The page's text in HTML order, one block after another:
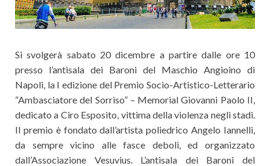
Si svolgerà sabato 20 dicembre a partire dalle ore 10
presso l’antisala dei Baroni del Maschio Angioino di
Napoli, la I edizione del Premio Socio-Artistico-Letterario
“Ambasciatore del Sorriso” – Memorial Giovanni Paolo II,
dedicato a Ciro Esposito, vittima della violenza negli stadi.
Il premio è fondato dall’artista poliedrico Angelo Iannelli,
da sempre vicino alle fasce deboli, ed organizzato
dall’Associazione Vesuvius. L’antisala dei Baroni del